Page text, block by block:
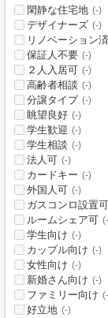
閑静な住宅地 (-)
デザイナーズ (-)
リノベーション済
保証人不要 (-)
２人入居可 (-)
高齢者相談 (-)
分譲タイプ (-)
眺望良好 (-)
学生歓迎 (-)
学生相談 (-)
法人可 (-)
カードキー (-)
外国人可 (-)
ガスコンロ設置可
ルームシェア可
学生向け (-)
カップル向け (-)
女性向け (-)
新婚さん向け (-)
ファミリー向け
好立地 (-)